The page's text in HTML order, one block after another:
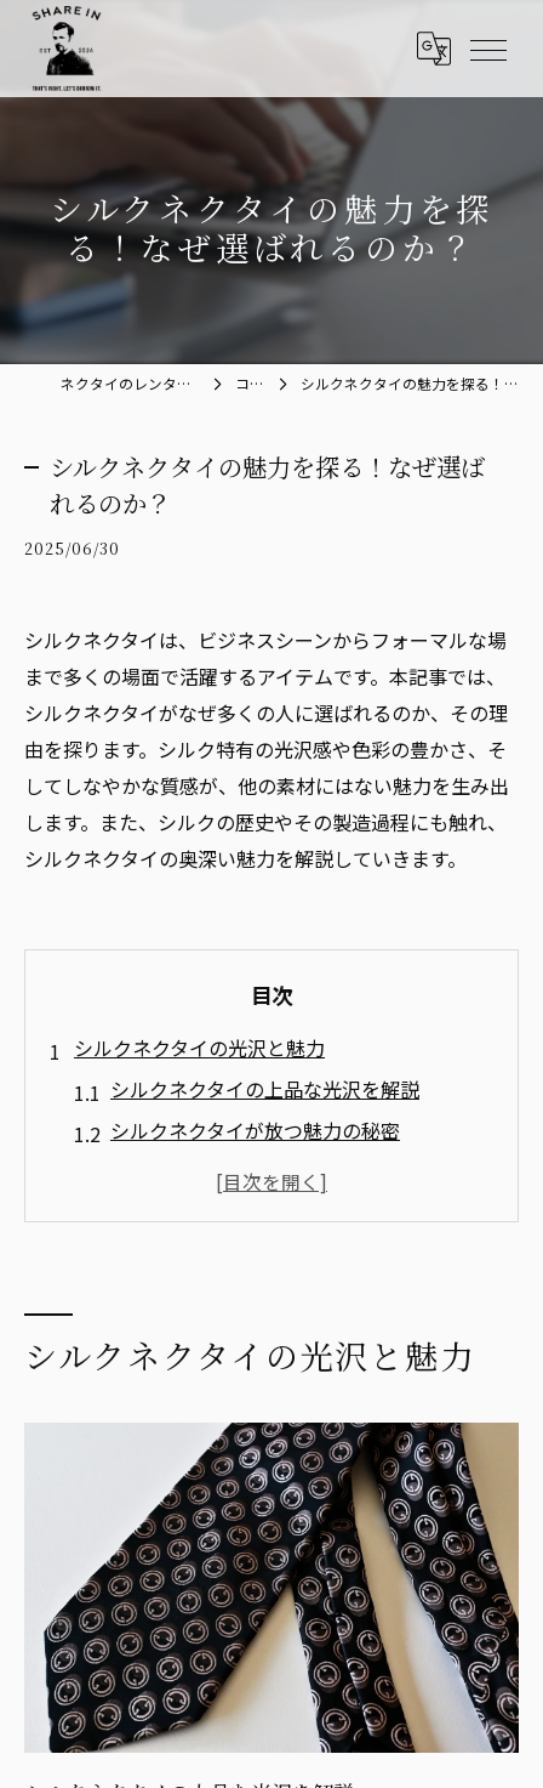
シルクネクタイの魅力を探
る！なぜ選ばれるのか？
ネクタイのレンタルならShare in コラム シルクネクタイの魅力を探る！なぜ選ばれるのか？
シルクネクタイの魅力を探る！なぜ選ば
れるのか？
2025/06/30
シルクネクタイは、ビジネスシーンからフォーマルな場
まで多くの場面で活躍するアイテムです。本記事では、
シルクネクタイがなぜ多くの人に選ばれるのか、その理
由を探ります。シルク特有の光沢感や色彩の豊かさ、そ
してしなやかな質感が、他の素材にはない魅力を生み出
します。また、シルクの歴史やその製造過程にも触れ、
シルクネクタイの奥深い魅力を解説していきます。
目次
シルクネクタイの光沢と魅力
シルクネクタイの上品な光沢を解説
シルクネクタイが放つ魅力の秘密
ネクタイに求められるシルクの特性
ビジネスシーンに最適なシルクネクタイ
ビジネスで映えるシルクネクタイの選び方
シルクネクタイがビジネスに適する理由
ネクタイ選びで差をつけるシルクの力
シルクネクタイでビジネスシーンを格上げ
ビジネスでの印象が変わるシルクの魅力
シルクネクタイで信頼感を演出する方法
シルクネクタイの選び方と特徴
シルクネクタイ選びのポイントを紹介
ネクタイの素材選びで重要なシルクの特徴
シルクネクタイを選ぶときの注意点
シルクネクタイの光沢と魅力